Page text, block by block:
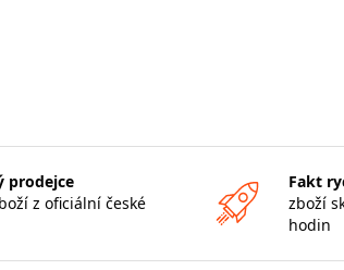
prodejce
z oficiální české
Fakt
zboží
hodin